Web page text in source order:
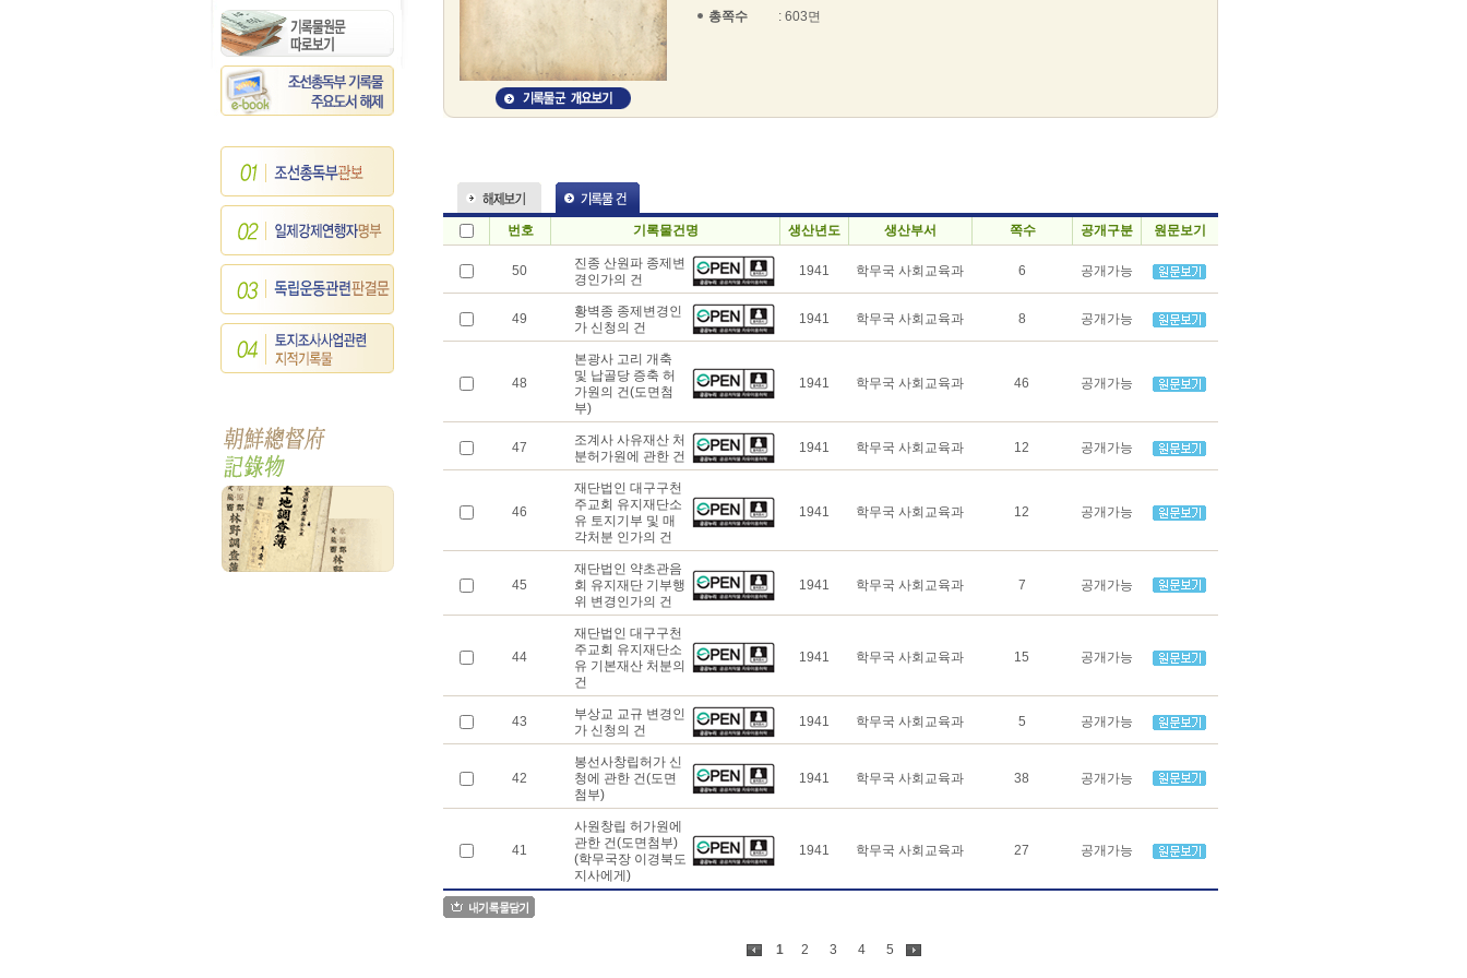
총쪽수 : 603면
번호 기록물건명 생산년도 생산부서 쪽수 공개구분 원문보기
50
진종 산원파 종제변
경인가의 건
1941 학무국 사회교육과 6 공개가능
49
황벽종 종제변경인
가 신청의 건
1941 학무국 사회교육과 8 공개가능
48
본광사 고리 개축
및 납골당 증축 허
가원의 건(도면첨
부)
1941 학무국 사회교육과 46 공개가능
47
조계사 사유재산 처
분허가원에 관한 건
1941 학무국 사회교육과 12 공개가능
46
재단법인 대구구천
주교회 유지재단소
유 토지기부 및 매
각처분 인가의 건
1941 학무국 사회교육과 12 공개가능
45
재단법인 약초관음
회 유지재단 기부행
위 변경인가의 건
1941 학무국 사회교육과 7 공개가능
44
재단법인 대구구천
주교회 유지재단소
유 기본재산 처분의
건
1941 학무국 사회교육과 15 공개가능
43
부상교 교규 변경인
가 신청의 건
1941 학무국 사회교육과 5 공개가능
42
봉선사창립허가 신
청에 관한 건(도면
첨부)
1941 학무국 사회교육과 38 공개가능
41
사원창립 허가원에
관한 건(도면첨부)
(학무국장 이경북도
지사에게)
1941 학무국 사회교육과 27 공개가능
1 2 3 4 5